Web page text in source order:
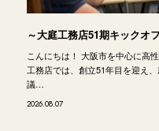
～大庭工務店51期キックオ
こんにちは！ 大阪市を中心に高
工務店では、創立51年目を迎え
議…
2026.08.07